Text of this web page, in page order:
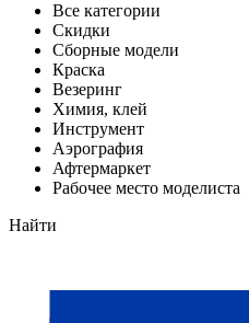
Все категории
Скидки
Сборные модели
Краска
Везеринг
Химия, клей
Инструмент
Аэрография
Афтермаркет
Рабочее место моделиста
Найти